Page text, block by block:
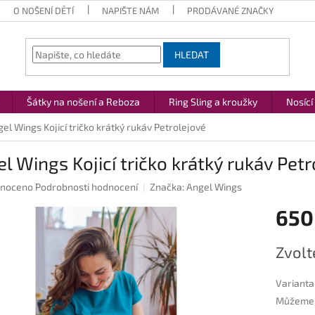
O NOŠENÍ DĚTÍ NAPIŠTE NÁM PRODÁVANÉ ZNAČKY
HLEDAT
Šátky na nošení a Reboza Ring Sling a kroužky
Wings Kojicí tričko krátký rukáv Petrolejové
Wings Kojicí tričko krátký rukáv
Podrobnosti hodnocení Značka:Angel Wings
cena:
Varianta